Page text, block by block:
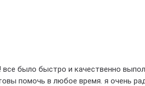
было быстро и качественно
помочь в любое время. я очень